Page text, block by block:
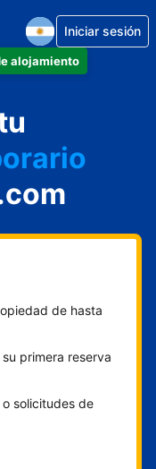
alojamiento
Iniciar sesión
de hasta
primera reserva
solicitudes de